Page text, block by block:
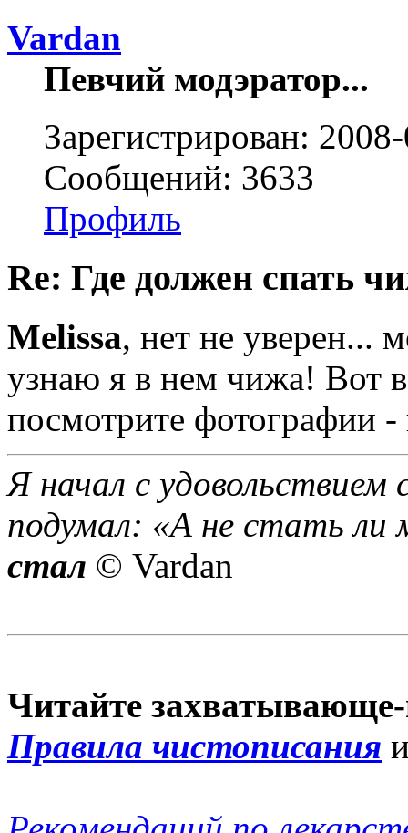
Vardan
Певчий модэратор...
Зарегистрирован:
Сообщений: 3633
Профиль
Re: Где должен спать
Melissa, нет не уверен...
узнаю я в нем чижа! Вот
посмотрите фотографии
Я начал с
подумал: «А не стать ли
стал © Vardan
Читайте
Правила чистописания